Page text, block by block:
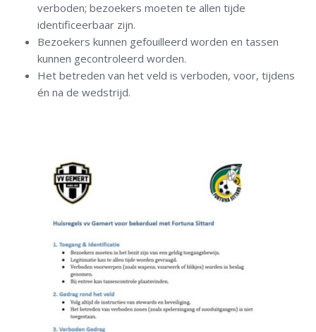
verboden; bezoekers moeten te allen tijde
identificeerbaar zijn.
Bezoekers kunnen gefouilleerd worden en tassen
kunnen gecontroleerd worden.
Het betreden van het veld is verboden, voor, tijdens
én na de wedstrijd.